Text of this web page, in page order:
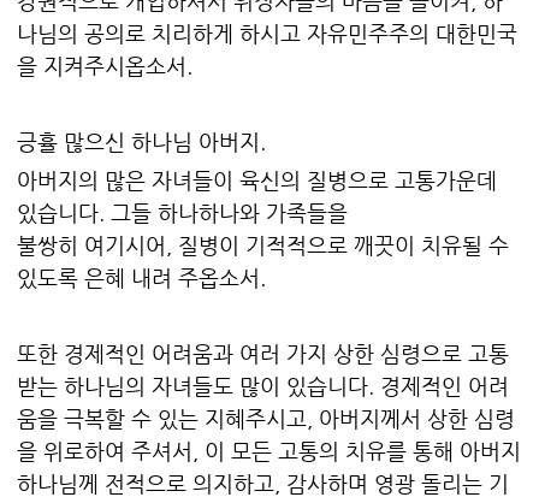
나님의 공의로 치리하게 하시고 자유민주주의 대한민국
을 지켜주시옵소서.
긍휼 많으신 하나님 아버지.
아버지의 많은 자녀들이 육신의 질병으로 고통가운데
있습니다. 그들 하나하나와 가족들을
불쌍히 여기시어, 질병이 기적적으로 깨끗이 치유될 수
있도록 은혜 내려 주옵소서.
또한 경제적인 어려움과 여러 가지 상한 심령으로 고통
받는 하나님의 자녀들도 많이 있습니다. 경제적인 어려
움을 극복할 수 있는 지혜주시고, 아버지께서 상한 심령
을 위로하여 주셔서, 이 모든 고통의 치유를 통해 아버지
하나님께 전적으로 의지하고, 감사하며 영광 돌리는 기